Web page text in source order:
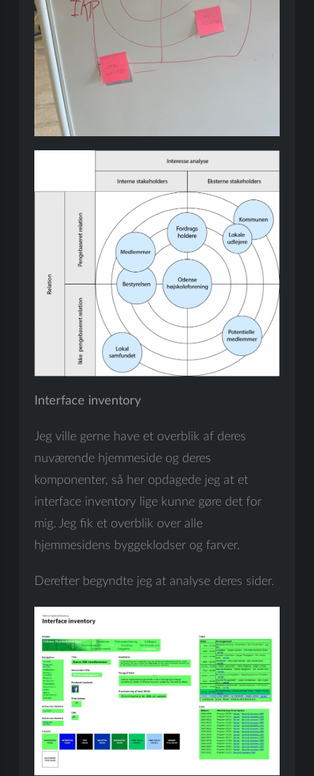
Interface inventory
Jeg ville gerne have et overblik af deres
nuværende hjemmeside og deres
komponenter, så her opdagede jeg at et
interface inventory lige kunne gøre det for
mig. Jeg fik et overblik over alle
hjemmesidens byggeklodser og farver.
Derefter begyndte jeg at analyse deres sider.